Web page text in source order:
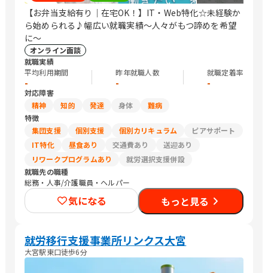
【お弁当支給有り｜在宅OK！】IT・Web特化☆未経験か
ら始められる♪幅広い就職実績〜人々がもつ諦めを希望
に〜
オンライン面談
就職実績
平均利用期間
-
昨年就職人数
-
就職定着率
-
対応障害
精神
知的 発達 身体
難病
特徴
集団支援
個別支援 個別カリキュラム
ピアサポート
IT特化
昼食あり 交通費あり
送迎あり
リワークプログラムあり
就労選択支援併設
就職先の職種
総務・人事/介護職員・ヘルパー
気になる もっと見る
就労移行支援事業所リンクス大宮
大宮駅東口徒歩6分